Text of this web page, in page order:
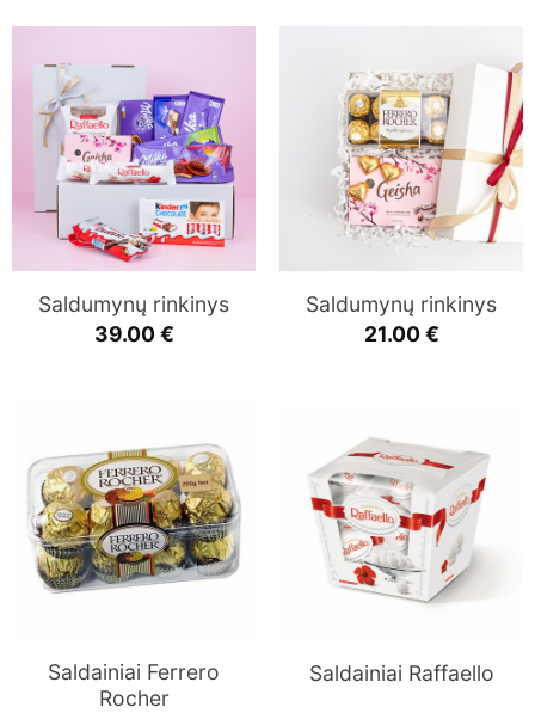
Saldumynų rinkinys
39.00€
Saldumynų rinkinys
21.00€
Saldainiai Ferrero
Rocher
Saldainiai Raffaello